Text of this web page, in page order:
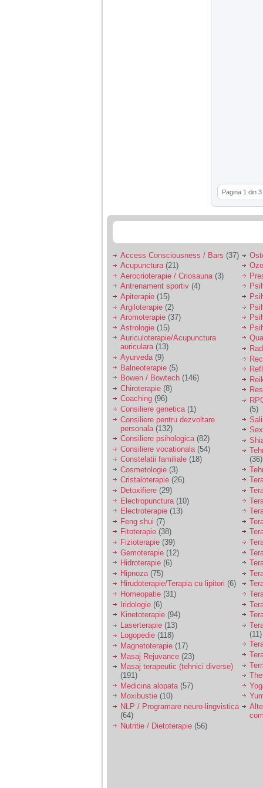
Pagina 1 din 3
Access Consciousness / Bars (37)
Acupunctura(21)
Aerocrioterapie / Criosauna (3)
Antrenament sportiv (4)
Apiterapie (15)
Argiloterapie (2)
Aromoterapie (37)
Astrologie (15)
Auriculoterapie/Acupunctura
auriculara(13)
Ayurveda (9)
Balneoterapie (5)
Bowen / Bowtech (146)
Chiroterapie (8)
Coaching (96)
Consiliere genetica (1)
Consiliere pentru dezvoltare
personala (132)
Consiliere psihologica(82)
Consiliere vocationala (54)
Constelatii familiale (18)
Cosmetologie (3)
Cristaloterapie (26)
Detoxifiere (29)
Electropunctura (10)
Electroterapie (13)
Feng shui (7)
Fitoterapie (38)
Fizioterapie (39)
Gemoterapie (12)
Hidroterapie (6)
Hipnoza (75)
Hirudoterapie/Terapia cu lipitori (6)
Homeopatie (31)
Iridologie (6)
Kinetoterapie (94)
Laserterapie (13)
Logopedie (118)
Magnetoterapie (17)
Masaj Rejuvance (23)
Masaj terapeutic (tehnici diverse)
(191)
Medicina alopata (57)
Moxibustie (10)
NLP / Programare neuro-lingvistica
(64)
Nutritie / Dietoterapie (56)
(5)
(36)
(11)